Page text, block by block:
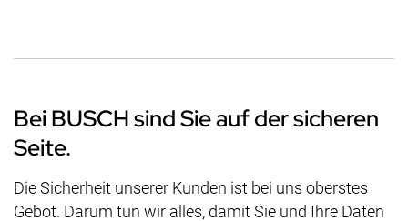
Bei BUSCH sind Sie auf der sicheren
Seite.
Die Sicherheit unserer Kunden ist bei uns oberstes
Gebot. Darum tun wir alles, damit Sie und Ihre Daten